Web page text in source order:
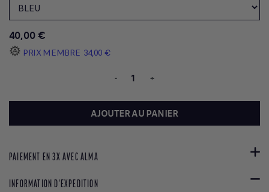
40,00 €
PRIX MEMBRE 34,00 €
- +
AJOUTER AU PANIER
PAIEMENT EN 3X AVEC ALMA
INFORMATION D'EXPEDITION